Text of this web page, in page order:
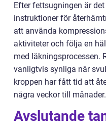
Efter fettsugningen är
instruktioner för
att använda
aktiviteter och följa en
med läkningsprocessen.
vanligtvis synliga när
kroppen har fått tid att
några veckor till månader.
Avslutande